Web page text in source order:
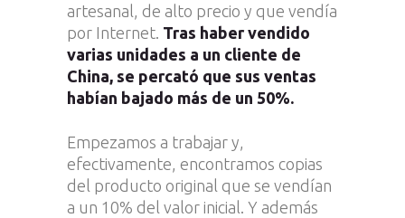
artesanal, de alto precio y que vendía
por Internet. Tras haber vendido
varias unidades a un cliente de
China, se percató que sus ventas
habían bajado más de un 50%.
Empezamos a trabajar y,
efectivamente, encontramos copias
del producto original que se vendían
a un 10% del valor inicial. Y además